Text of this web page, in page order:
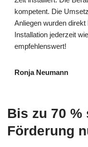
kompetent. Die
Anliegen wurden
Installation jederzeit
empfehlenswert!
Ronja Neumann
Bis zu 70 %
Förderung